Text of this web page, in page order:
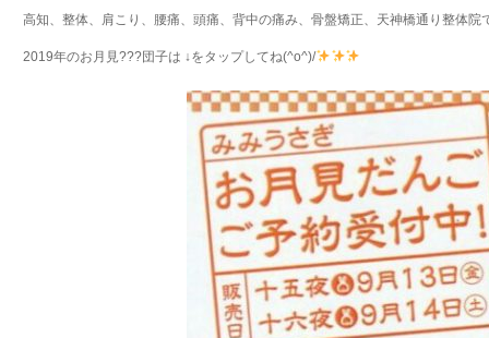
高知、整体、肩こり、腰痛、頭痛、背中の痛み、骨盤矯正、天神橋通り整体院
2019年のお月見???団子は ↓をタップしてね(^o^)/